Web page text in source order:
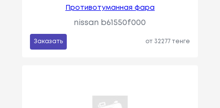
Противотуманная фара
nissan b61550f000
Заказать от 32277 тенге